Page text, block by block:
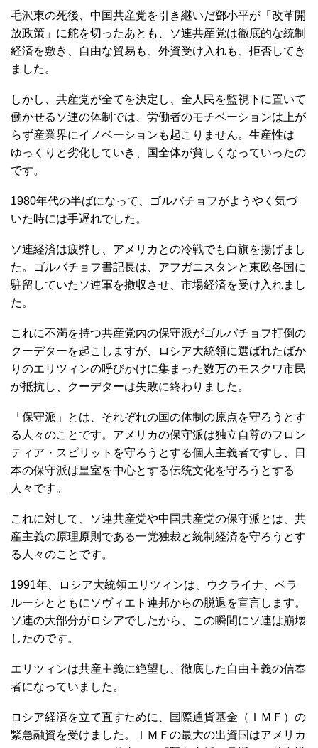
毛沢東の死後、中国共産党を引き継いだ鄧小平が「改革開
放政策」に舵を切ったあとも、ソ連共産党は徹底的な統制
経済を敷き、自由な貿易も、外資受け入れも、拒否してき
ました。
しかし、共産党が全てを決定し、全人民を監視下に置いて
働かせるソ連の体制では、労働者のモチベーションは上が
らず産業界にイノベーションも起こりません。生産性は
ゆっくりと劣化していき、国全体が貧しくなっていったの
です。
1980年代の半ばになって、ゴルバチョフがようやく気づ
いた時には手遅れでした。
ソ連経済は疲弊し、アメリカとの冷戦でも白旗を揚げまし
た。ゴルバチョフ書記長は、アフガニスタンと東欧各国に
駐留していたソ連軍を撤収させ、市場経済を受け入れまし
た。
これに不満を持つ共産党内の保守派がゴルバチョフ打倒の
クーデターを起こしますが、ロシア大統領に選ばれたばか
りのエリツィンの呼びかけに集まった数万のモスクワ市民
が抵抗し、クーデターは失敗に終わりました。
「保守派」とは、それぞれの国の体制の原点を守ろうとす
る人々のことです。アメリカの保守派は独立自尊のフロン
ティア・スピリットを守ろうとする個人主義者ですし、日
本の保守派は皇室を中心とする伝統文化を守ろうとする
人々です。
これに対して、ソ連共産党や中国共産党の保守派とは、共
産主義の原理原則である一党独裁と統制経済を守ろうとす
る人々のことです。
1991年、ロシア大統領エリツィンは、ウクライナ、ベラ
ルーシとともにソヴィエト連邦からの脱退を宣言します。
ソ連の大部分がロシアでしたから、この瞬間にソ連は崩壊
したのです。
エリツィンは共産主義に絶望し、徹底した自由主義の信奉
者になっていました。
ロシア経済を立て直すために、国際通貨基金（ＩＭＦ）の
緊急融資を受けました。ＩＭＦの最大の出資国はアメリカ